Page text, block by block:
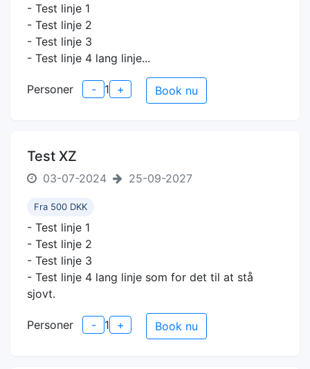
- Test linje 1
- Test linje 2
- Test linje 3
- Test linje 4 lang linje...
Personer - 1 + Book nu
Test XZ
03-07-2024 25-09-2027
Fra 500 DKK
- Test linje 1
- Test linje 2
- Test linje 3
- Test linje 4 lang linje som for det til at stå
sjovt.
Personer - 1 + Book nu